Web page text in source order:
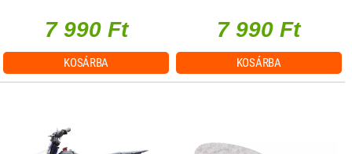
7 990 Ft
KOSÁRBA
7 990 Ft
KOSÁRBA